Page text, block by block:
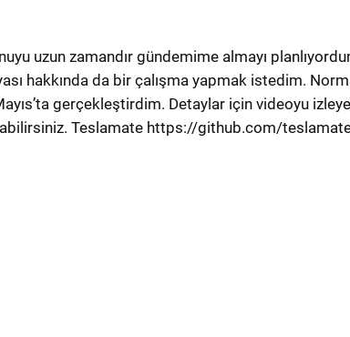
uzun zamandır gündemime almayı
hakkında da bir çalışma yapmak istedim.
gerçekleştirdim. Detaylar için videoyu
Teslamate https://github.com/